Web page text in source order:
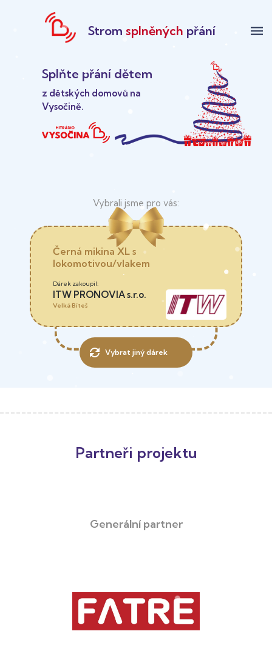
Strom splněných přání
Splňte přání dětem
z dětských domovů na
Vysočině.
Vybrat jiný dárek
Černá mikina XL s
lokomotivou/vlakem
ITW PRONOVIA s.r.o.
Velká Bíteš
Partneři projektu
Generální partner